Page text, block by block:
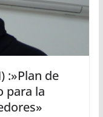
:»Plan de
para la